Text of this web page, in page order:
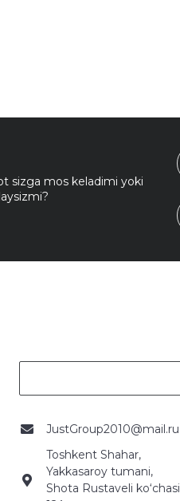
sizga mos keladimi yoki
JustGroup2010@mail.ru
Toshkent Shahar,
Yakkasaroy tumani,
Shota Rustaveli ko‘chasi